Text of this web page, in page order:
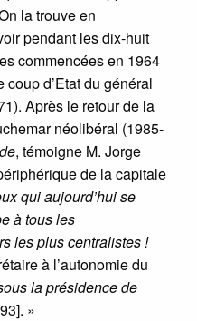
la trouve en
pendant les dix-huit
commencées en 1964
d’Etat du général
Après le retour de la
néolibéral (1985-
, témoigne M. Jorge
de la capitale
qui aujourd’hui se
à tous les
les plus centralistes !
à l’autonomie du
la présidence de
»